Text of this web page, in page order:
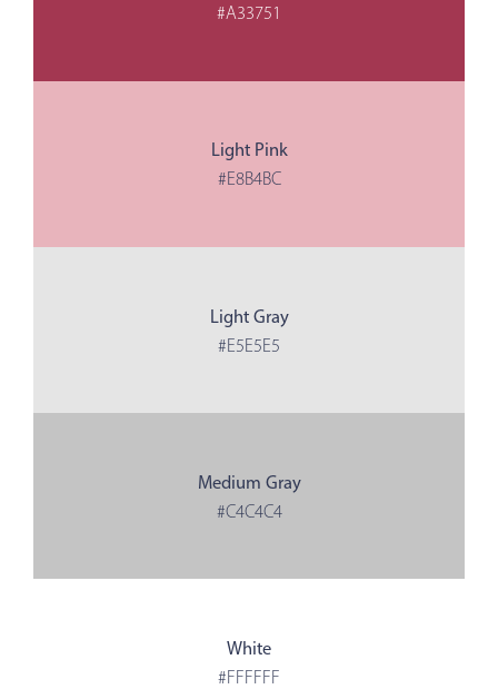
#A33751
Light Pink
#E8B4BC
Light Gray
#E5E5E5
Medium Gray
#C4C4C4
White
#FFFFFF